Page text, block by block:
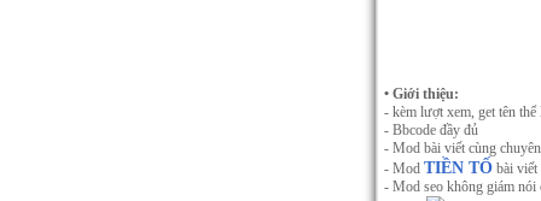
• Giới thiệu:
- kèm lượt xem, get tên
- Bbcode đầy đủ
- Mod bài viết cùng
- Mod TIỀN TỐ bài viết
- Mod seo không giám nói